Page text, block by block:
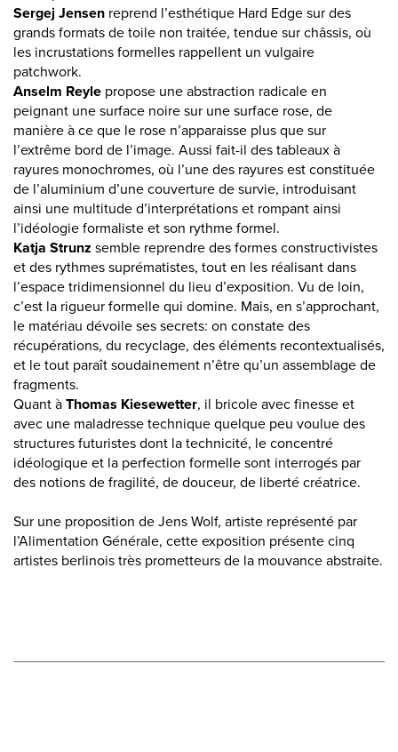
Sergej Jensen reprend l’esthétique Hard Edge sur des
grands formats de toile non traitée, tendue sur châssis, où
les incrustations formelles rappellent un vulgaire
patchwork.
Anselm Reyle propose une abstraction radicale en
peignant une surface noire sur une surface rose, de
manière à ce que le rose n’apparaisse plus que sur
l’extrême bord de l’image. Aussi fait-il des tableaux à
rayures monochromes, où l’une des rayures est constituée
de l’aluminium d’une couverture de survie, introduisant
ainsi une multitude d’interprétations et rompant ainsi
l’idéologie formaliste et son rythme formel.
Katja Strunz semble reprendre des formes constructivistes
et des rythmes suprématistes, tout en les réalisant dans
l’espace tridimensionnel du lieu d’exposition. Vu de loin,
c’est la rigueur formelle qui domine. Mais, en s’approchant,
le matériau dévoile ses secrets: on constate des
récupérations, du recyclage, des éléments recontextualisés,
et le tout paraît soudainement n’être qu’un assemblage de
fragments.
Quant à Thomas Kiesewetter, il bricole avec finesse et
avec une maladresse technique quelque peu voulue des
structures futuristes dont la technicité, le concentré
idéologique et la perfection formelle sont interrogés par
des notions de fragilité, de douceur, de liberté créatrice.
Sur une proposition de Jens Wolf, artiste représenté par
l’Alimentation Générale, cette exposition présente cinq
artistes berlinois très prometteurs de la mouvance abstraite.